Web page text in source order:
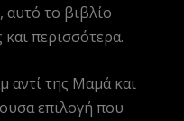
το βιβλίο
περισσότερα.
αντί της Μαμά και
επιλογή που